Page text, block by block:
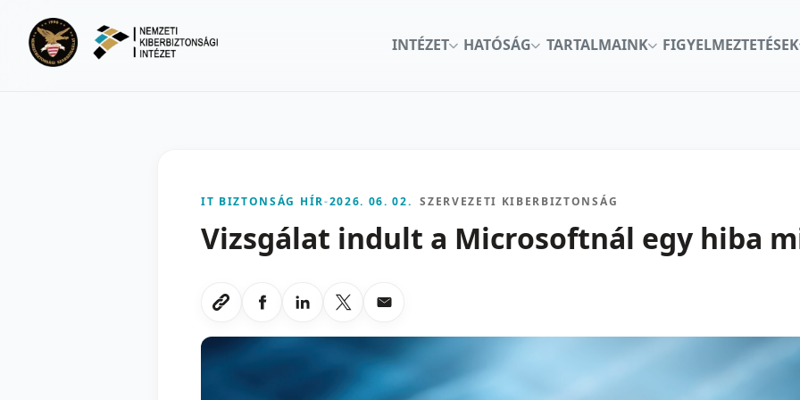
INTÉZET
HATÓSÁG TARTALMAINK FIGYELMEZTETÉSEK
IT BIZTONSÁG HÍR-2026. 06. 02. SZERVEZETI KIBERBIZTONSÁG
Vizsgálat indult a Microsoftnál egy hiba
Link masolasa
Megosztas Facebookon
Megosztas LinkedInen
Megosztas X-en
Megosztas emailben